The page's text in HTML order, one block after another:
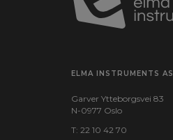
ELMA INSTRUMENTS AS
Garver Ytteborgsvei 83
N-0977 Oslo
T: 22 10 42 70